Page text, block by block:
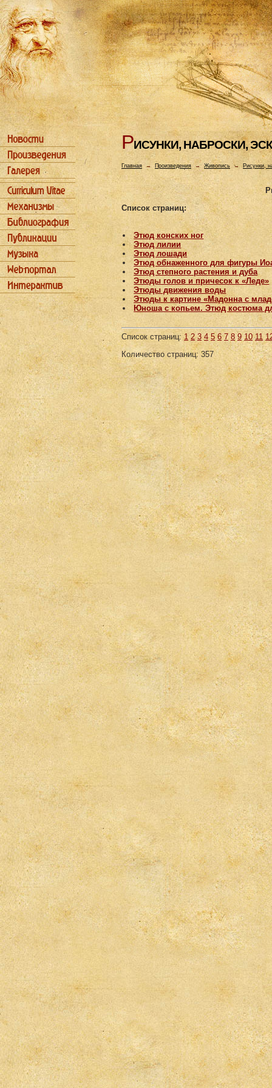
РИСУHКИ, HАБРОСКИ,
Главная→ Произведения → Живопись → Рисунки,
Список страниц:
Этюд конских ног
Этюд лилии
Этюд лошади
Этюд обнаженного для фигуры
Этюд степного растения и дуба
Этюды голов и причесок к «Леде»
Этюды движения воды
Этюды к картине «Мадонна с
Юноша с копьем. Этюд костюма
Список страниц:1 2 3 4 5 6 7 8 9 10 11
Количество страниц: 357